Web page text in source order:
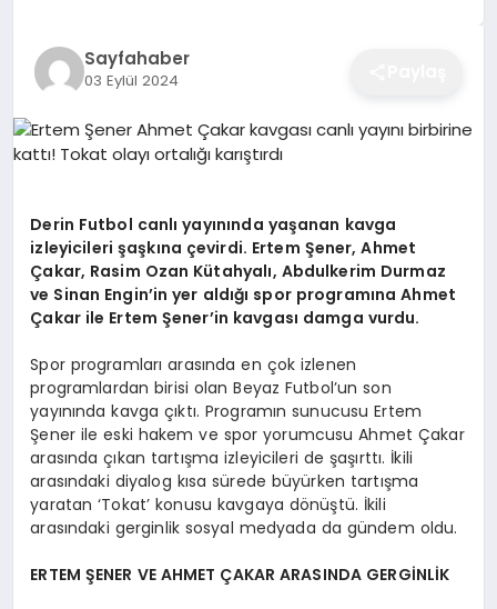
EKONOMI
SAĞLIK
YAŞAM
DIĞER
Sayfahaber
03 Eylül 2024
Derin Futbol canlı yayınında yaşanan kavga
izleyicileri şaşkına çevirdi. Ertem Şener, Ahmet
Çakar, Rasim Ozan Kütahyalı, Abdulkerim Durmaz
ve Sinan Engin’in yer aldığı spor programına Ahmet
Çakar ile Ertem Şener’in kavgası damga vurdu.
Spor programları arasında en çok izlenen
programlardan birisi olan Beyaz Futbol’un son
yayınında kavga çıktı. Programın sunucusu Ertem
Şener ile eski hakem ve spor yorumcusu Ahmet Çakar
arasında çıkan tartışma izleyicileri de şaşırttı. İkili
arasındaki diyalog kısa sürede büyürken tartışma
yaratan ‘Tokat’ konusu kavgaya dönüştü. İkili
arasındaki gerginlik sosyal medyada da gündem oldu.
ERTEM ŞENER VE AHMET ÇAKAR ARASINDA GERGİNLİK